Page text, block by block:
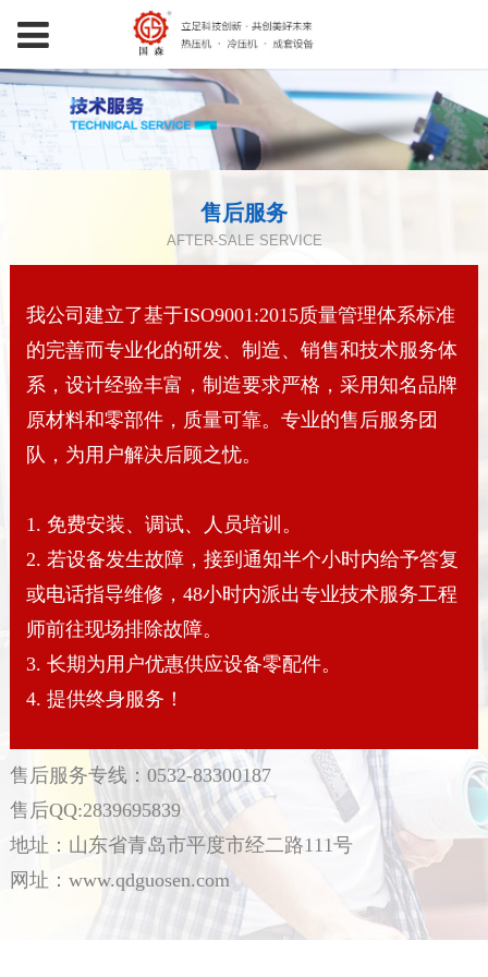
售后服务
AFTER-SALE SERVICE
我公司建立了基于ISO9001:2015质量管理体系标准
的完善而专业化的研发、制造、销售和技术服务体
系，设计经验丰富，制造要求严格，采用知名品牌
原材料和零部件，质量可靠。专业的售后服务团
队，为用户解决后顾之忧。
1. 免费安装、调试、人员培训。
2. 若设备发生故障，接到通知半个小时内给予答复
或电话指导维修，48小时内派出专业技术服务工程
师前往现场排除故障。
3. 长期为用户优惠供应设备零配件。
4. 提供终身服务！
售后服务专线：0532-83300187
售后QQ:2839695839
地址：山东省青岛市平度市经二路111号
网址：www.qdguosen.com